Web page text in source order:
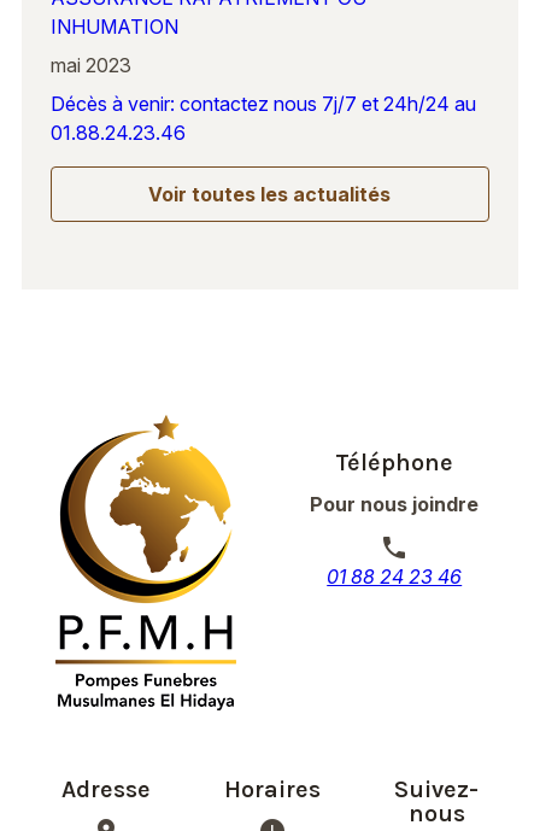
INHUMATION
mai 2023
Décès à venir: contactez nous 7j/7 et 24h/24 au
01.88.24.23.46
Voir toutes les actualités
Téléphone
Pour nous joindre
phone
01 88 24 23 46
Adresse Horaires
Suivez-
nous